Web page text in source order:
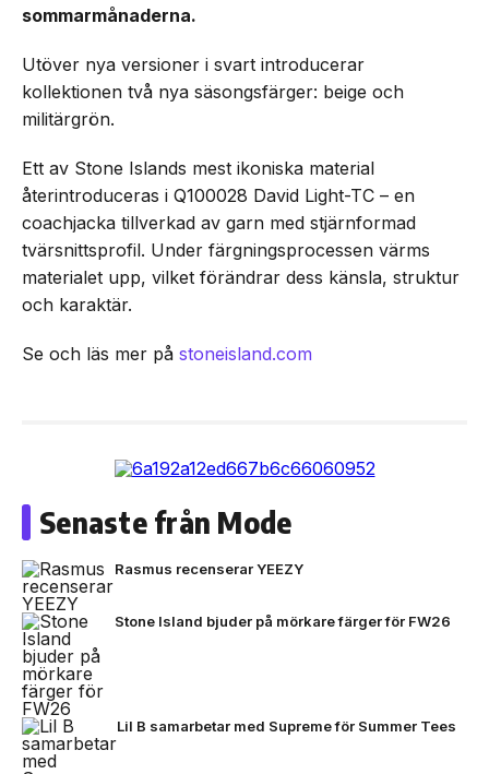
sommarmånaderna.
Utöver nya versioner i svart introducerar
kollektionen två nya säsongsfärger: beige och
militärgrön.
Ett av Stone Islands mest ikoniska material
återintroduceras i Q100028 David Light-TC – en
coachjacka tillverkad av garn med stjärnformad
tvärsnittsprofil. Under färgningsprocessen värms
materialet upp, vilket förändrar dess känsla, struktur
och karaktär.
Se och läs mer på stoneisland.com
Senaste från Mode
Rasmus recenserar YEEZY
Stone Island bjuder på mörkare färger för FW26
Lil B samarbetar med Supreme för Summer Tees